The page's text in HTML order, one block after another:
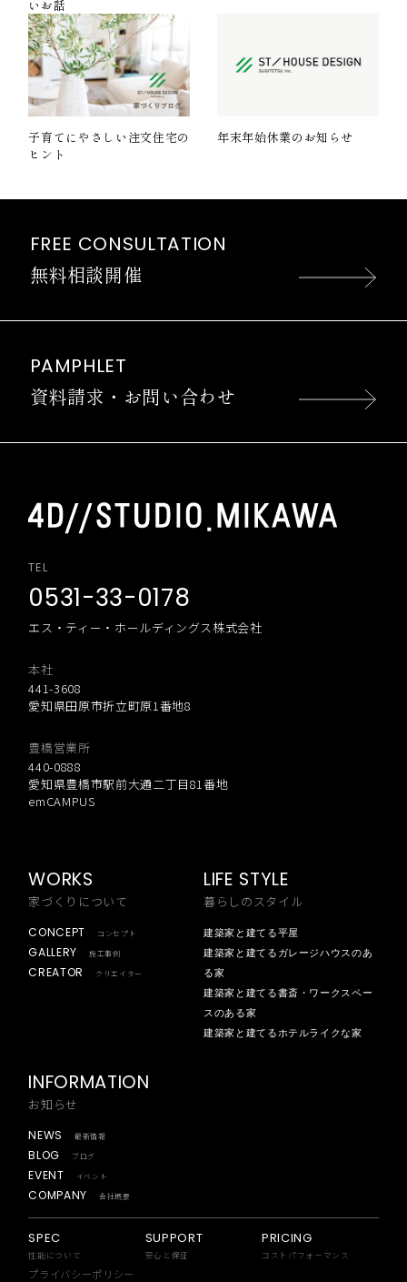
いお話
子育てにやさしい注文住宅の
ヒント
年末年始休業のお知らせ
FREE CONSULTATION
無料相談開催
PAMPHLET
資料請求・お問い合わせ
TEL
0531-33-0178
エス・ティー・ホールディングス株式会社
本社
441-3608
愛知県田原市折立町原1番地8
豊橋営業所
440-0888
愛知県豊橋市駅前大通二丁目81番地
emCAMPUS
WORKS
家づくりについて
CONCEPT コンセプト
GALLERY 施工事例
CREATOR クリエイター
LIFE STYLE
暮らしのスタイル
建築家と建てる平屋
建築家と建てるガレージハウスのあ
る家
建築家と建てる書斎・ワークスペー
スのある家
建築家と建てるホテルライクな家
INFORMATION
お知らせ
NEWS 最新情報
BLOG ブログ
EVENT イベント
COMPANY 会社概要
SPEC
性能について
SUPPORT
安心と保証
PRICING
コストパフォーマンス
プライバシーポリシー